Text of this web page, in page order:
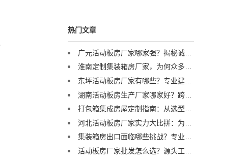
热门文章
淮南定制集装箱房厂家，为何众多工程企业首选诚栋营地？
集装箱房出口面临哪些挑战？专业集装箱房出口流程与解决方案全解析